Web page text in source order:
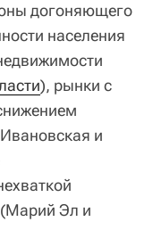
догоняющего
населения
), рынки с
и
Эл и